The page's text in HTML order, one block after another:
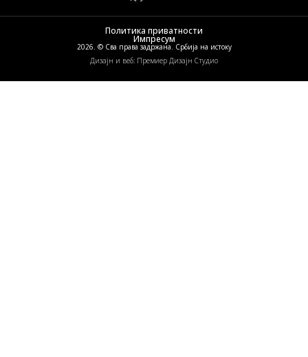
2026. © Сва права задржана. Србија на истоку
Импресум
Политика приватности
Дизајн и веб: Премиер Дизајн Студио